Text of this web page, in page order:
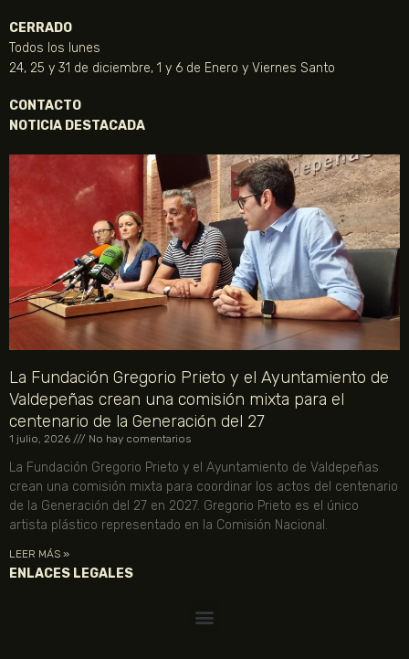
CERRADO
Todos los lunes
24, 25 y 31 de diciembre, 1 y 6 de Enero y Viernes Santo
CONTACTO
NOTICIA DESTACADA
La Fundación Gregorio Prieto y el Ayuntamiento de
Valdepeñas crean una comisión mixta para el
centenario de la Generación del 27
1 julio, 2026 No hay comentarios
La Fundación Gregorio Prieto y el Ayuntamiento de Valdepeñas
crean una comisión mixta para coordinar los actos del centenario
de la Generación del 27 en 2027. Gregorio Prieto es el único
artista plástico representado en la Comisión Nacional.
LEER MÁS »
ENLACES LEGALES